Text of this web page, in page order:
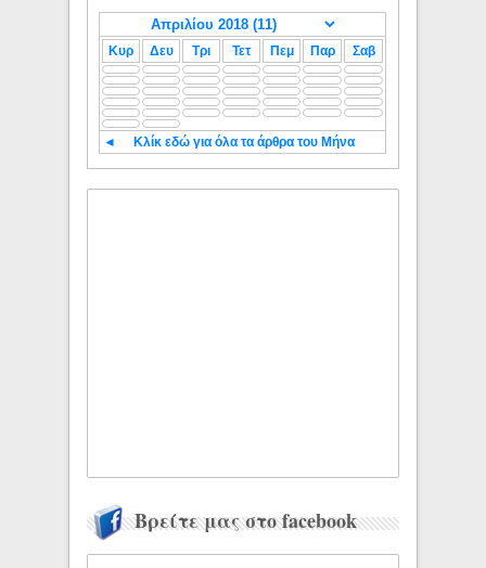
Κυρ Δευ Τρι Τετ Πεμ Παρ Σαβ
◄ Κλίκ εδώ για όλα τα άρθρα του Μήνα
Βρείτε μας στο facebook